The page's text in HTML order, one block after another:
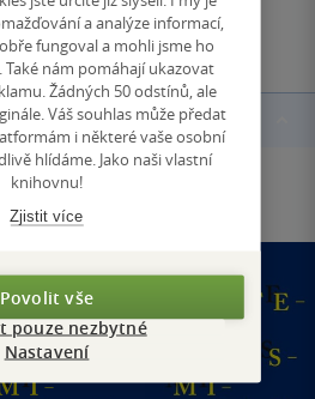
Přidat hodnocení
a analýze informací,
fungoval a mohli jsme ho
Také nám pomáhají ukazovat
Žádných 50 odstínů, ale
Váš souhlas může předat
i některé vaše osobní
hlídáme. Jako naši vlastní
knihovnu!
Zjistit více
Povolit vše
pouze nezbytné
Nastavení